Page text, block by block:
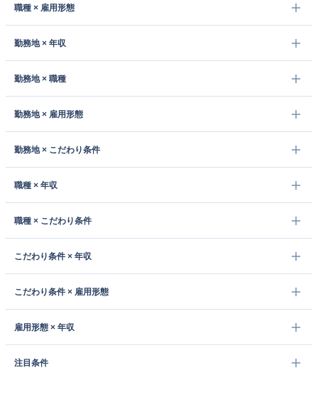
職種 × 雇用形態
勤務地 × 年収
勤務地 × 職種
勤務地 × 雇用形態
勤務地 × こだわり条件
職種 × 年収
職種 × こだわり条件
こだわり条件 × 年収
こだわり条件 × 雇用形態
雇用形態 × 年収
注目条件